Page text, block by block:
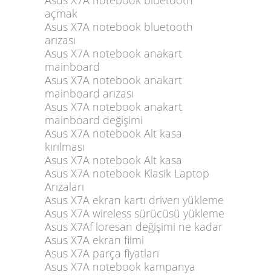
açmak
Asus X7A notebook bluetooth
arızası
Asus X7A notebook anakart
mainboard
Asus X7A notebook anakart
mainboard arızası
Asus X7A notebook anakart
mainboard değişimi
Asus X7A notebook Alt kasa
kırılması
Asus X7A notebook Alt kasa
Asus X7A notebook Klasik Laptop
Arızaları
Asus X7A ekran kartı driverı yükleme
Asus X7A wireless sürücüsü yükleme
Asus X7Af loresan değişimi ne kadar
Asus X7A ekran filmi
Asus X7A parça fiyatları
Asus X7A notebook kampanya